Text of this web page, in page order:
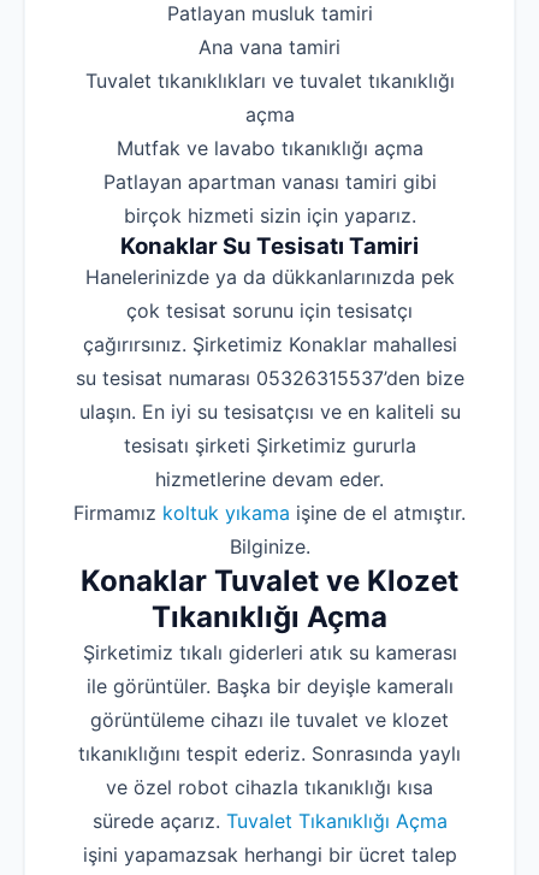
‌Patlayan musluk tamiri
‌Ana vana tamiri
‌Tuvalet tıkanıklıkları ve tuvalet tıkanıklığı
açma
‌Mutfak ve lavabo tıkanıklığı açma
‌Patlayan apartman vanası tamiri gibi
birçok hizmeti sizin için yaparız.
Konaklar Su Tesisatı Tamiri
Hanelerinizde ya da dükkanlarınızda pek
çok tesisat sorunu için tesisatçı
çağırırsınız. Şirketimiz Konaklar mahallesi
su tesisat numarası 05326315537’den bize
ulaşın. En iyi su tesisatçısı ve en kaliteli su
tesisatı şirketi Şirketimiz gururla
hizmetlerine devam eder.
Firmamız koltuk yıkama işine de el atmıştır.
Bilginize.
Konaklar Tuvalet ve Klozet
Tıkanıklığı Açma
Şirketimiz tıkalı giderleri atık su kamerası
ile görüntüler. Başka bir deyişle kameralı
görüntüleme cihazı ile tuvalet ve klozet
tıkanıklığını tespit ederiz. Sonrasında yaylı
ve özel robot cihazla tıkanıklığı kısa
sürede açarız. Tuvalet Tıkanıklığı Açma
işini yapamazsak herhangi bir ücret talep